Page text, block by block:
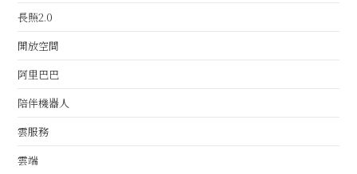
長照2.0
開放空間
阿里巴巴
陪伴機器人
雲服務
雲端